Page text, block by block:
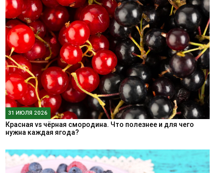
31 ИЮЛЯ 2026
Красная vs чёрная смородина. Что полезнее и для чего
нужна каждая ягода?